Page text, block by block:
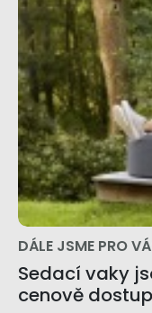
DÁLE JSME PRO
Sedací vaky
cenově